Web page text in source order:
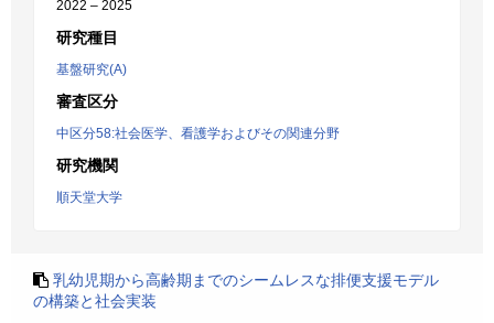
2022 – 2025
研究種目
基盤研究(A)
審査区分
中区分58:社会医学、看護学およびその関連分野
研究機関
順天堂大学
乳幼児期から高齢期までのシームレスな排便支援モデル
の構築と社会実装